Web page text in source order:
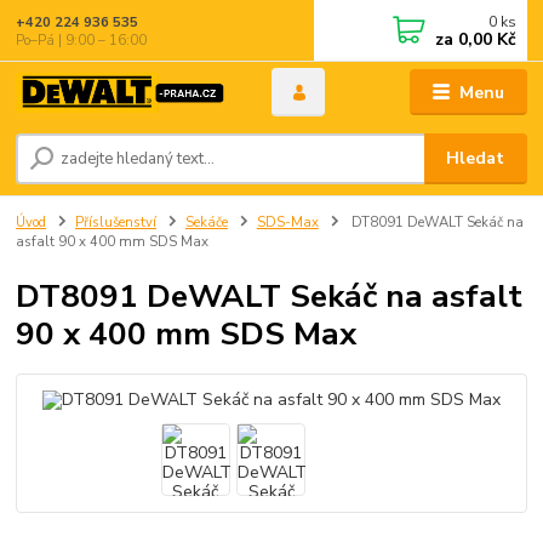
Menu
Hledat
+420 224 936 535
Po–Pá | 9:00 – 16:00
0 ks
za 0,00 Kč
Úvod Příslušenství Sekáče SDS-Max
DT8091 DeWALT Sekáč na
asfalt 90 x 400 mm SDS Max
DT8091 DeWALT Sekáč na asfalt
90 x 400 mm SDS Max